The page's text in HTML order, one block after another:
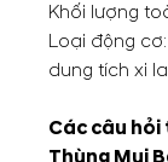
Khối lượng
Loại động
dung tích xi
Các câu hỏi
Thùng Mui